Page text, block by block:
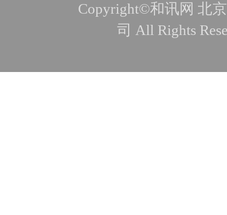
Copyright©和讯网 北
司 All Rights